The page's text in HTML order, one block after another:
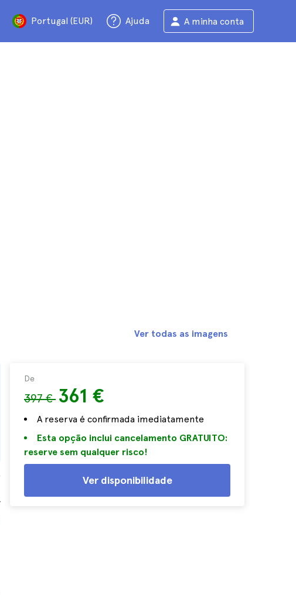
Portugal (EUR) Ajuda A minha conta
De
397 € 361 €
A reserva é confirmada imediatamente
Esta opção inclui cancelamento GRATUITO:
reserve sem qualquer risco!
Ver disponibilidade
Ver todas as imagens